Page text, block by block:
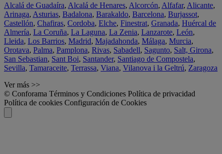
Alcalá de Guadaíra, Alcalá de Henares, Alcorcón, Alfafar, Alicante,
Arinaga, Asturias, Badalona, Barakaldo, Barcelona, Burjassot,
Castellón, Chafiras, Cordoba, Elche, Finestrat, Granada, Huércal de
Almería, La Coruña, La Laguna, La Zenia, Lanzarote, León,
Lleida, Los Barrios, Madrid, Majadahonda, Málaga, Murcia,
Orotava, Palma, Pamplona, Rivas, Sabadell, Sagunto, Salt, Girona,
San Sebastian, Sant Boi, Santander, Santiago de Compostela,
Sevilla, Tamaraceite, Terrassa, Viana, Vilanova i la Geltrú, Zaragoza
Ver más >>
© Conforama Términos y Condiciones Política de privacidad
Política de cookies Configuración de Cookies